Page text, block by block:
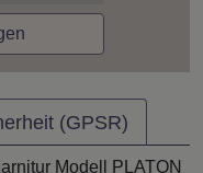
(GPSR)
Modell PLATON